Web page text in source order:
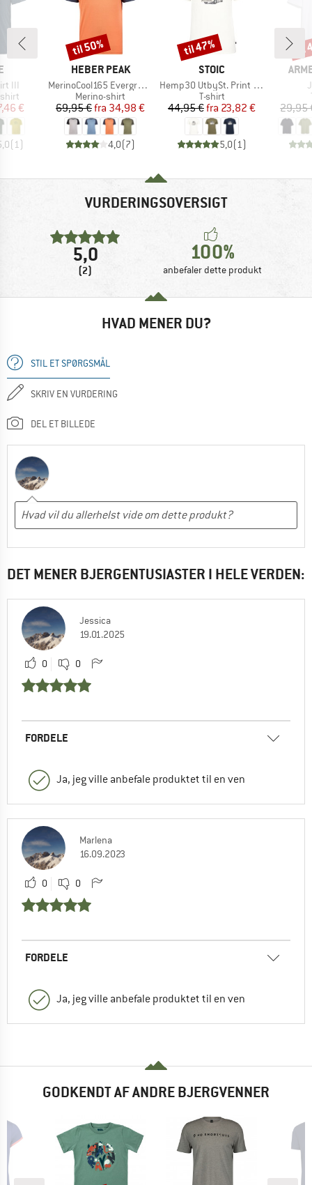
III
pris
€
(1)
MÆRKE
HEBER PEAK
Artikel
MerinoCool165 EvergreenHe. T-Shirt
Produktgruppe
Merino-shirt
Pris
69,95 € Nedsat pris
fra 34,98 €
4,0(7)
Rabat
til 50%
MÆRKE
STOIC
Artikel
Hemp30 UtbySt. Print Tee
Produktgruppe
T-shirt
Pris
44,95 € Nedsat pris
fra 23,82 €
5,0(1)
Rabat
til 47%
29,95
VURDERINGSOVERSIGT
5,0
(2)
100%
anbefaler dette produkt
HVAD MENER DU?
STIL ET SPØRGSMÅL
SKRIV EN VURDERING
DEL ET BILLEDE
DET MENER BJERGENTUSIASTER I HELE VERDEN:
Jessica
19.01.2025
0 0
FORDELE
Ja, jeg ville anbefale produktet til en ven
Marlena
16.09.2023
0 0
FORDELE
Ja, jeg ville anbefale produktet til en ven
GODKENDT AF ANDRE BJERGVENNER